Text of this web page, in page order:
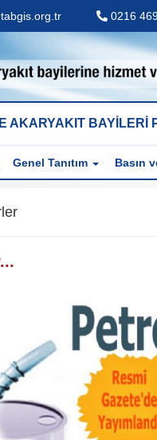
0216
AKARYAKIT BAYİLERİ
Genel Tanıtım Basın